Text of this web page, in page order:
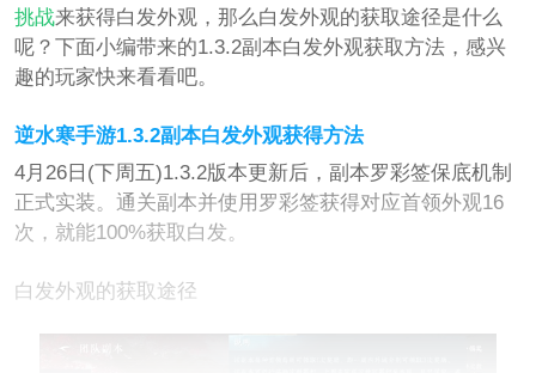
挑战来获得白发外观，那么白发外观的获取途径是什么
呢？下面小编带来的1.3.2副本白发外观获取方法，感兴
趣的玩家快来看看吧。
逆水寒手游1.3.2副本白发外观获得方法
4月26日(下周五)1.3.2版本更新后，副本罗彩签保底机制
正式实装。通关副本并使用罗彩签获得对应首领外观16
次，就能100%获取白发。
白发外观的获取途径